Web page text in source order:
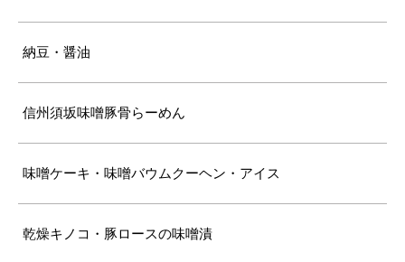
納豆・醤油
信州須坂味噌豚骨らーめん
味噌ケーキ・味噌バウムクーヘン・アイス
乾燥キノコ・豚ロースの味噌漬